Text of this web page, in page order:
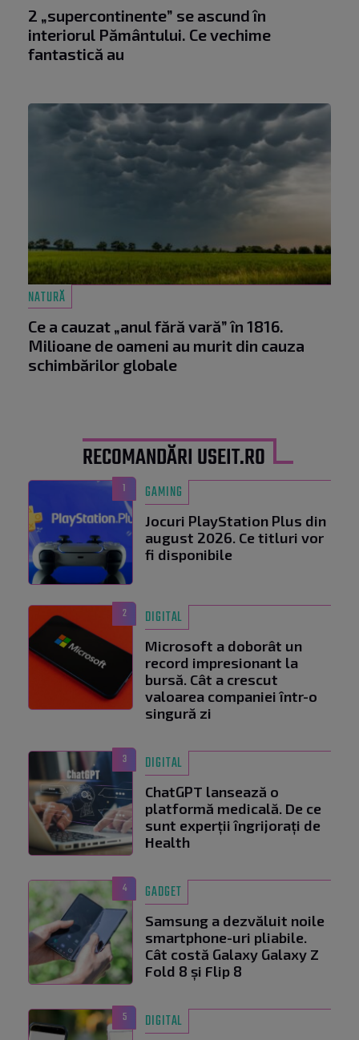
2 „supercontinente” se ascund în
interiorul Pământului. Ce vechime
fantastică au
NATURĂ
Ce a cauzat „anul fără vară” în 1816.
Milioane de oameni au murit din cauza
schimbărilor globale
RECOMANDĂRI USEIT.RO
1 GAMING
Jocuri PlayStation Plus din
august 2026. Ce titluri vor
fi disponibile
2 DIGITAL
Microsoft a doborât un
record impresionant la
bursă. Cât a crescut
valoarea companiei într-o
singură zi
3 DIGITAL
ChatGPT lansează o
platformă medicală. De ce
sunt experții îngrijorați de
Health
4 GADGET
Samsung a dezvăluit noile
smartphone-uri pliabile.
Cât costă Galaxy Galaxy Z
Fold 8 și Flip 8
5 DIGITAL